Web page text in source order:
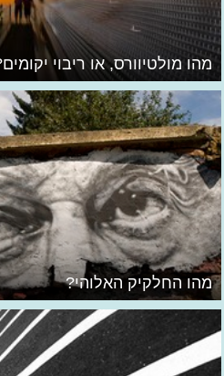
מהו מולטיוורס, או ריבוי
מהו החלקיק האלוהי?